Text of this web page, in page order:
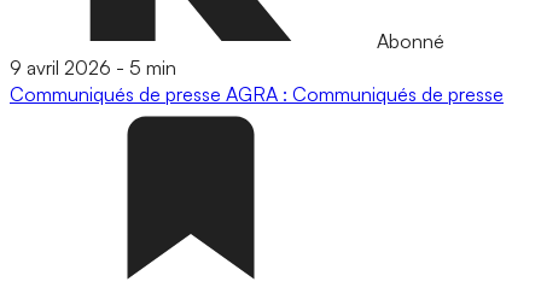
Abonné
9 avril 2026 - 5 min
Communiqués de presse AGRA : Communiqués de presse